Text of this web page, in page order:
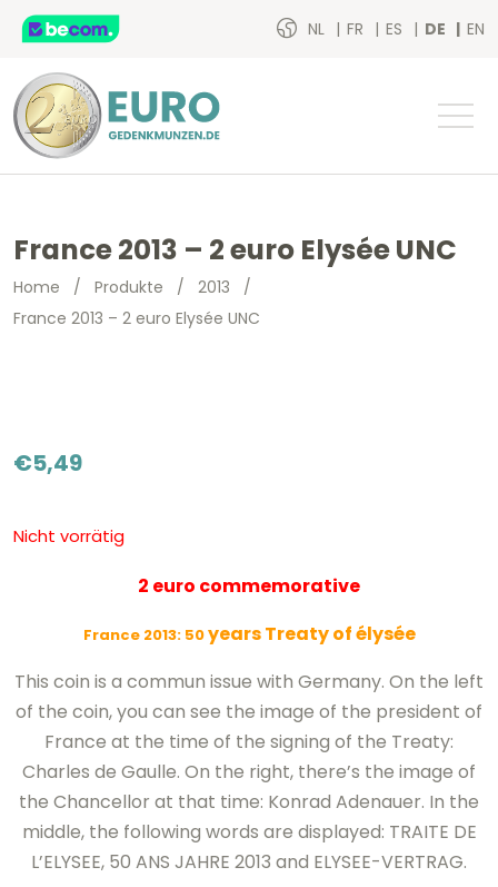
NL FR ES DE EN
France 2013 – 2 euro Elysée UNC
Home / Produkte / 2013 /
France 2013 – 2 euro Elysée UNC
€5,49
Nicht vorrätig
2 euro commemorative
France 2013: 50years Treaty of élysée
This coin is a commun issue with Germany. On the left
of the coin, you can see the image of the president of
France at the time of the signing of the Treaty:
Charles de Gaulle. On the right, there’s the image of
the Chancellor at that time: Konrad Adenauer. In the
middle, the following words are displayed: TRAITE DE
L’ELYSEE, 50 ANS JAHRE 2013 and ELYSEE-VERTRAG.